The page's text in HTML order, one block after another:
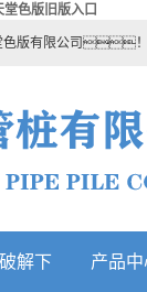
色版旧版入口
色版有限公司！
解下 产品中